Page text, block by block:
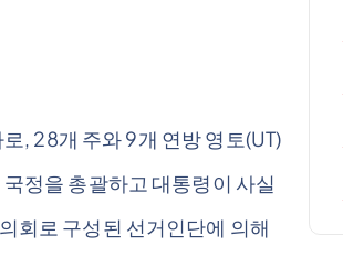
, 28개 주와 9개 연방 영토(UT)
정을 총괄하고 대통령이 사실
회로 구성된 선거인단에 의해